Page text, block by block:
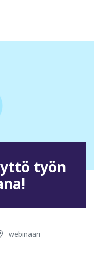
työn
webinaari